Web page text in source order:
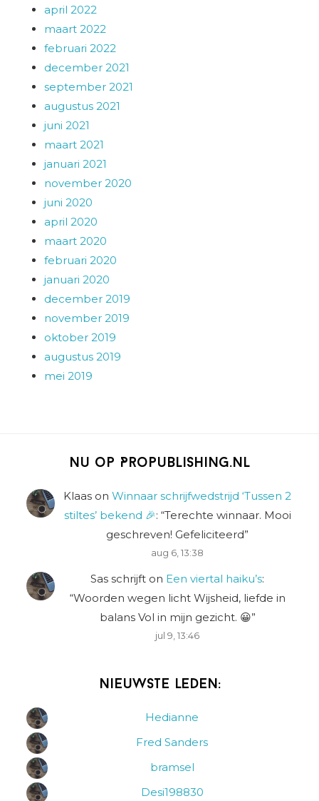
april 2022
maart 2022
februari 2022
december 2021
september 2021
augustus 2021
juni 2021
maart 2021
januari 2021
november 2020
juni 2020
april 2020
maart 2020
februari 2020
januari 2020
december 2019
november 2019
oktober 2019
augustus 2019
mei 2019
Nu op Propublishing.nl
Klaas on Winnaar schrijfwedstrijd ‘Tussen 2
stiltes’ bekend 🎉: “Terechte winnaar. Mooi
geschreven! Gefeliciteerd”
aug 6, 13:38
Sas schrijft on Een viertal haiku’s:
“Woorden wegen licht Wijsheid, liefde in
balans Vol in mijn gezicht. 😀”
jul 9, 13:46
Nieuwste leden:
Hedianne
Fred Sanders
bramsel
Desi198830